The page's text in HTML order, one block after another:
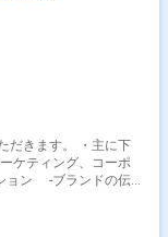
だきます。 ・主に下
ケティング、コーポ
ョン -ブランドの伝
ュレーション構築